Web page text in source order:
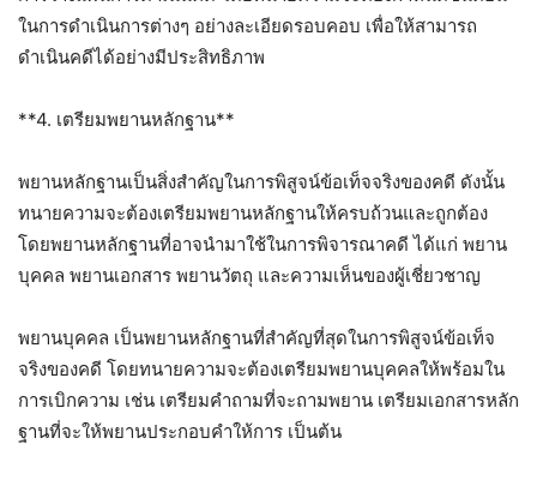
ในการดำเนินการต่างๆ อย่างละเอียดรอบคอบ เพื่อให้สามารถ
ดำเนินคดีได้อย่างมีประสิทธิภาพ
**4. เตรียมพยานหลักฐาน**
พยานหลักฐานเป็นสิ่งสำคัญในการพิสูจน์ข้อเท็จจริงของคดี ดังนั้น
ทนายความจะต้องเตรียมพยานหลักฐานให้ครบถ้วนและถูกต้อง
โดยพยานหลักฐานที่อาจนำมาใช้ในการพิจารณาคดี ได้แก่ พยาน
บุคคล พยานเอกสาร พยานวัตถุ และความเห็นของผู้เชี่ยวชาญ
พยานบุคคล เป็นพยานหลักฐานที่สำคัญที่สุดในการพิสูจน์ข้อเท็จ
จริงของคดี โดยทนายความจะต้องเตรียมพยานบุคคลให้พร้อมใน
การเบิกความ เช่น เตรียมคำถามที่จะถามพยาน เตรียมเอกสารหลัก
ฐานที่จะให้พยานประกอบคำให้การ เป็นต้น